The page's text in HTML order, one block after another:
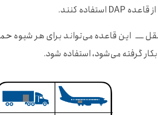
این قاعده می‌تواند برای هر شیوه
گرفته می‌شود، استفاده شود.